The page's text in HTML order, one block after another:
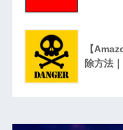
【
除方法